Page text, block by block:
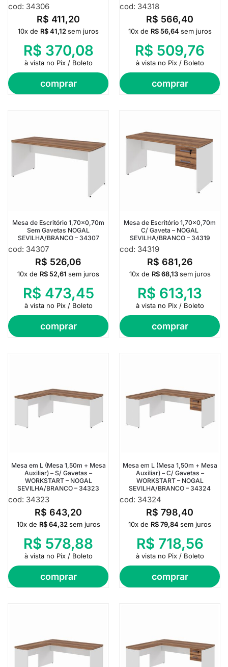
cod: 34306
R$ 411,20
comprar
10x de R$41,12sem juros
R$ 370,08
à vista no Pix / Boleto
cod: 34318
R$ 566,40
comprar
10x de R$56,64 sem juros
R$ 509,76
à vista no Pix / Boleto
Mesa de Escritório 1,70×0,70m
Sem Gavetas NOGAL
SEVILHA/BRANCO – 34307
cod: 34307
R$ 526,06
comprar
10x de R$52,61 sem juros
R$ 473,45
à vista no Pix / Boleto
Mesa de Escritório 1,70×0,70m
C/ Gaveta – NOGAL
SEVILHA/BRANCO – 34319
cod: 34319
R$ 681,26
comprar
10x de R$68,13 sem juros
R$ 613,13
à vista no Pix / Boleto
Mesa em L (Mesa 1,50m + Mesa
Auxiliar) – S/ Gavetas –
WORKSTART – NOGAL
SEVILHA/BRANCO – 34323
cod: 34323
R$ 643,20
comprar
10x de R$64,32 sem juros
R$ 578,88
à vista no Pix / Boleto
Mesa em L (Mesa 1,50m + Mesa
Auxiliar) – C/ Gavetas –
WORKSTART – NOGAL
SEVILHA/BRANCO – 34324
cod: 34324
R$ 798,40
comprar
10x de R$79,84 sem juros
R$ 718,56
à vista no Pix / Boleto